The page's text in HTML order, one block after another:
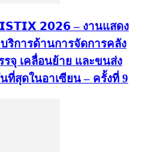
𝟮𝟬𝟮𝟲 – งานแสดง
ริการด้านการจัดการคลัง
จุ เคลื่อนย้าย และขนส่ง
สุดในอาเซียน – ครั้งที่ 9